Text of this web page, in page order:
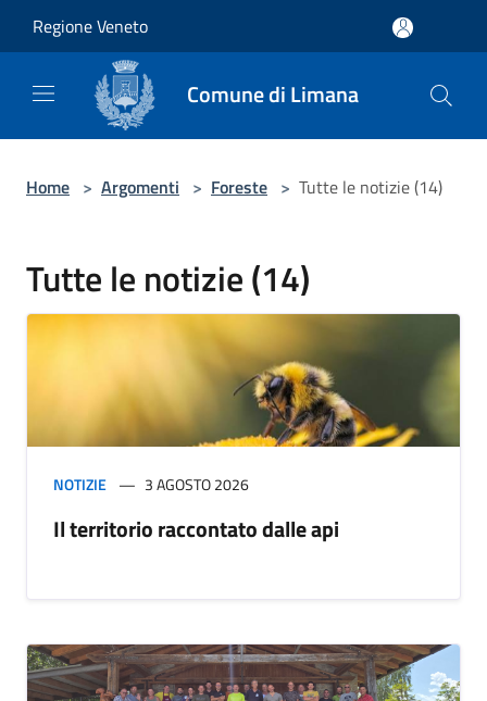
Regione Veneto
Comune di Limana
Home > Argomenti > Foreste > Tutte le notizie (14)
Tutte le notizie (14)
NOTIZIE 3 AGOSTO 2026
Il territorio raccontato dalle api